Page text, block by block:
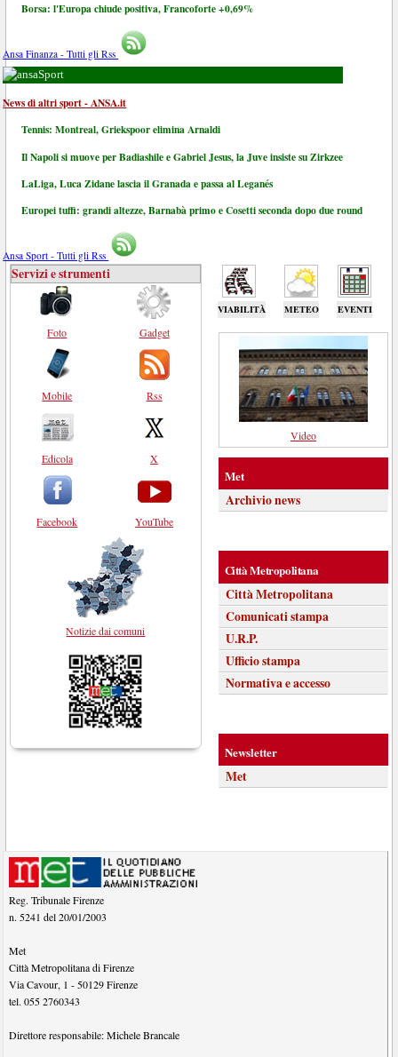
Borsa: l'Europa chiude positiva, Francoforte +0,69%
Ansa Finanza - Tutti gli Rss
Sport
News di altri sport - ANSA.it
Tennis: Montreal, Griekspoor elimina Arnaldi
Il Napoli si muove per Badiashile e Gabriel Jesus, la Juve insiste su Zirkzee
LaLiga, Luca Zidane lascia il Granada e passa al Leganés
Europei tuffi: grandi altezze, Barnabà primo e Cosetti seconda dopo due round
Ansa Sport - Tutti gli Rss
VIABILITÀ METEO EVENTI
Servizi e strumenti
Foto
Mobile
Edicola
Facebook
Gadget
Rss
X
YouTube
Notizie dai comuni
Video
Met
Archivio news
Città Metropolitana
Città Metropolitana
Comunicati stampa
U.R.P.
Ufficio stampa
Normativa e accesso
Newsletter
Met
Reg. Tribunale Firenze
n. 5241 del 20/01/2003
Met
Città Metropolitana di Firenze
Via Cavour, 1 - 50129 Firenze
tel.055 2760343
Direttore responsabile:Michele Brancale